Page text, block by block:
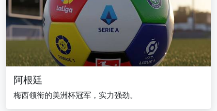
阿根廷
梅西领衔的美洲杯冠军，实力强劲。